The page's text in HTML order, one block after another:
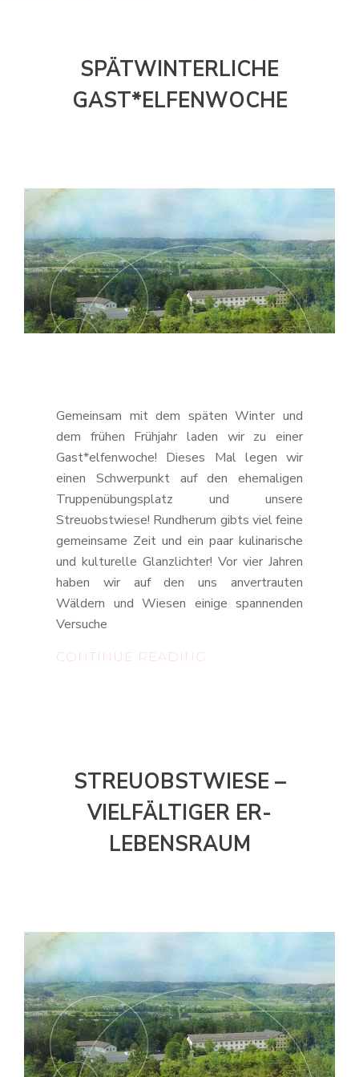
SPÄTWINTERLICHE
GAST*ELFENWOCHE
Gemeinsam mit dem späten Winter und
dem frühen Frühjahr laden wir zu einer
Gast*elfenwoche! Dieses Mal legen wir
einen Schwerpunkt auf den ehemaligen
Truppenübungsplatz und unsere
Streuobstwiese! Rundherum gibts viel feine
gemeinsame Zeit und ein paar kulinarische
und kulturelle Glanzlichter! Vor vier Jahren
haben wir auf den uns anvertrauten
Wäldern und Wiesen einige spannenden
Versuche
CONTINUE READING
STREUOBSTWIESE –
VIELFÄLTIGER ER-
LEBENSRAUM